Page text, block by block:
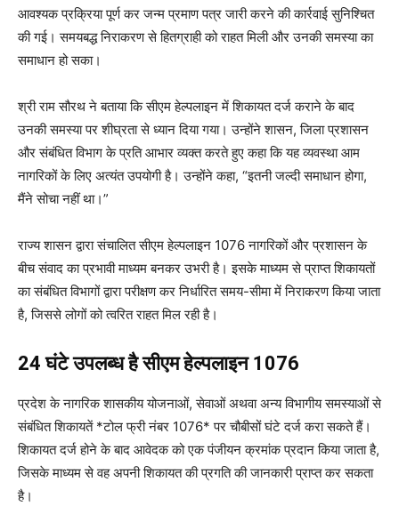
आवश्यक प्रक्रिया पूर्ण कर जन्म प्रमाण पत्र जारी करने की कार्रवाई सुनिश्चित
की गई। समयबद्ध निराकरण से हितग्राही को राहत मिली और उनकी समस्या का
समाधान हो सका।
श्री राम सौरथ ने बताया कि सीएम हेल्पलाइन में शिकायत दर्ज कराने के बाद
उनकी समस्या पर शीघ्रता से ध्यान दिया गया। उन्होंने शासन, जिला प्रशासन
और संबंधित विभाग के प्रति आभार व्यक्त करते हुए कहा कि यह व्यवस्था आम
नागरिकों के लिए अत्यंत उपयोगी है। उन्होंने कहा, “इतनी जल्दी समाधान होगा,
मैंने सोचा नहीं था।”
राज्य शासन द्वारा संचालित सीएम हेल्पलाइन 1076 नागरिकों और प्रशासन के
बीच संवाद का प्रभावी माध्यम बनकर उभरी है। इसके माध्यम से प्राप्त शिकायतों
का संबंधित विभागों द्वारा परीक्षण कर निर्धारित समय-सीमा में निराकरण किया जाता
है, जिससे लोगों को त्वरित राहत मिल रही है।
24 घंटे उपलब्ध है सीएम हेल्पलाइन 1076
प्रदेश के नागरिक शासकीय योजनाओं, सेवाओं अथवा अन्य विभागीय समस्याओं से
संबंधित शिकायतें *टोल फ्री नंबर 1076* पर चौबीसों घंटे दर्ज करा सकते हैं।
शिकायत दर्ज होने के बाद आवेदक को एक पंजीयन क्रमांक प्रदान किया जाता है,
जिसके माध्यम से वह अपनी शिकायत की प्रगति की जानकारी प्राप्त कर सकता
है।